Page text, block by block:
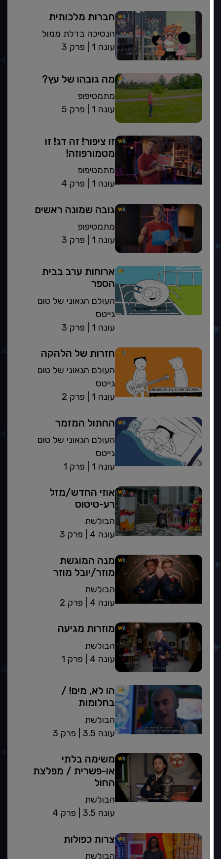
חברות מלכותית
הנסיכה בדלת ממול
פרק 3
| עונה 1
מה גובהו של עץ?
מתמטיפופ
פרק 5
| עונה 1
זו ציפור! זה דג! זו
מטמורפוזה!
מתמטיפופ
פרק 4
| עונה 1
גובה שמונה ראשים
מתמטיפופ
פרק 3
| עונה 1
ארוחות ערב בבית
הספר
העולם הגאוני של טום
גייטס
פרק 3
| עונה 1
חזרות של הלהקה
העולם הגאוני של טום
גייטס
פרק 2
| עונה 1
החתול המזמר
העולם הגאוני של טום
גייטס
פרק 1
| עונה 1
אוזי החדש/מזל
רע-טיטוס
הבולשת
פרק 3
| עונה 4
מנה המוגשת
מוזר/יובל מוזר
הבולשת
פרק 2
| עונה 4
מוזרות מגיעה
הבולשת
פרק 1
| עונה 4
הו לא, מים! /
בחלומות
הבולשת
פרק 3
| עונה 3.5
משימה בלתי
או-פשרית / מפלצת
החול
הבולשת
פרק 4
| עונה 3.5
צרות כפולות
הבולשת